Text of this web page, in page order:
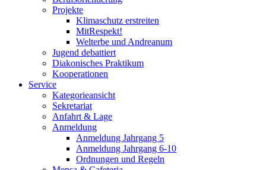
Projekte
Klimaschutz erstreiten
MitRespekt!
Welterbe und Andreanum
Jugend debattiert
Diakonisches Praktikum
Kooperationen
Service
Kategorieansicht
Sekretariat
Anfahrt & Lage
Anmeldung
Anmeldung Jahrgang 5
Anmeldung Jahrgang 6-10
Ordnungen und Regeln